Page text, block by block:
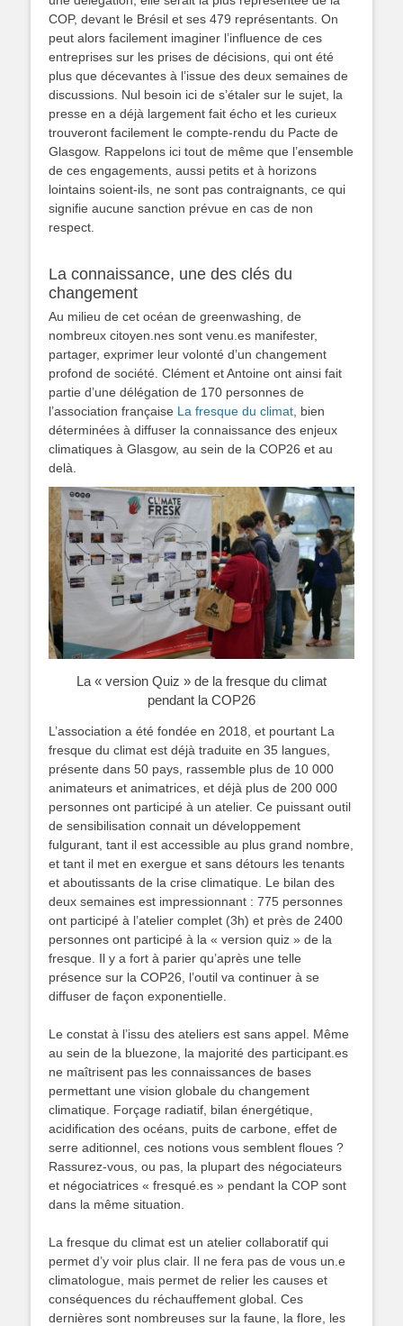
COP, devant le Brésil et ses 479 représentants. On
peut alors facilement imaginer l’influence de ces
entreprises sur les prises de décisions, qui ont été
plus que décevantes à l’issue des deux semaines de
discussions. Nul besoin ici de s’étaler sur le sujet, la
presse en a déjà largement fait écho et les curieux
trouveront facilement le compte-rendu du Pacte de
Glasgow. Rappelons ici tout de même que l’ensemble
de ces engagements, aussi petits et à horizons
lointains soient-ils, ne sont pas contraignants, ce qui
signifie aucune sanction prévue en cas de non
respect.
La connaissance, une des clés du
changement
Au milieu de cet océan de greenwashing, de
nombreux citoyen.nes sont venu.es manifester,
partager, exprimer leur volonté d’un changement
profond de société. Clément et Antoine ont ainsi fait
partie d’une délégation de 170 personnes de
l’association française La fresque du climat , bien
déterminées à diffuser la connaissance des enjeux
climatiques à Glasgow, au sein de la COP26 et au
delà.
La « version Quiz » de la fresque du climat
pendant la COP26
L’association a été fondée en 2018, et pourtant La
fresque du climat est déjà traduite en 35 langues,
présente dans 50 pays, rassemble plus de 10 000
animateurs et animatrices, et déjà plus de 200 000
personnes ont participé à un atelier. Ce puissant outil
de sensibilisation connait un développement
fulgurant, tant il est accessible au plus grand nombre,
et tant il met en exergue et sans détours les tenants
et aboutissants de la crise climatique. Le bilan des
deux semaines est impressionnant : 775 personnes
ont participé à l’atelier complet (3h) et près de 2400
personnes ont participé à la « version quiz » de la
fresque. Il y a fort à parier qu’après une telle
présence sur la COP26, l’outil va continuer à se
diffuser de façon exponentielle.
Le constat à l’issu des ateliers est sans appel. Même
au sein de la bluezone, la majorité des participant.es
ne maîtrisent pas les connaissances de bases
permettant une vision globale du changement
climatique. Forçage radiatif, bilan énergétique,
acidification des océans, puits de carbone, effet de
serre aditionnel, ces notions vous semblent floues ?
Rassurez-vous, ou pas, la plupart des négociateurs
et négociatrices « fresqué.es » pendant la COP sont
dans la même situation.
La fresque du climat est un atelier collaboratif qui
permet d’y voir plus clair. Il ne fera pas de vous un.e
climatologue, mais permet de relier les causes et
conséquences du réchauffement global. Ces
dernières sont nombreuses sur la faune, la flore, les